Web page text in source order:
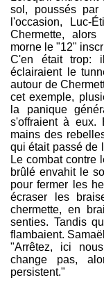
sol, poussés par
l'occasion, Luc-
Chermette,
morne le "12"
C'en était trop:
éclairaient le
autour de
cet exemple,
la panique
s'offraient à eux.
mains des
qui était passé de
Le combat contre
brûlé envahit le
pour fermer les
écraser les
chermette, en
senties. Tandis
flambaient.
"Arrêtez, ici
change pas,
persistent."